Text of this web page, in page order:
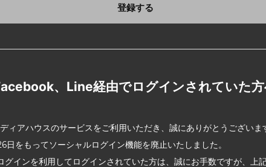
登録する
、Line経由でログインされていた
ィアハウスのサービスをご利用いただき、誠にありがとうございま
日をもってソーシャルログイン機能を廃止いたしました。
グインを利用してログインされていた方は、誠にお手数ですが、上